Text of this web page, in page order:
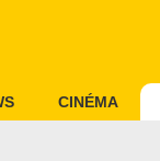
CINÉMA